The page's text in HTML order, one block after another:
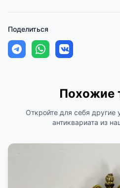
Поделиться
Похожие
Откройте для себя
антиквариата из